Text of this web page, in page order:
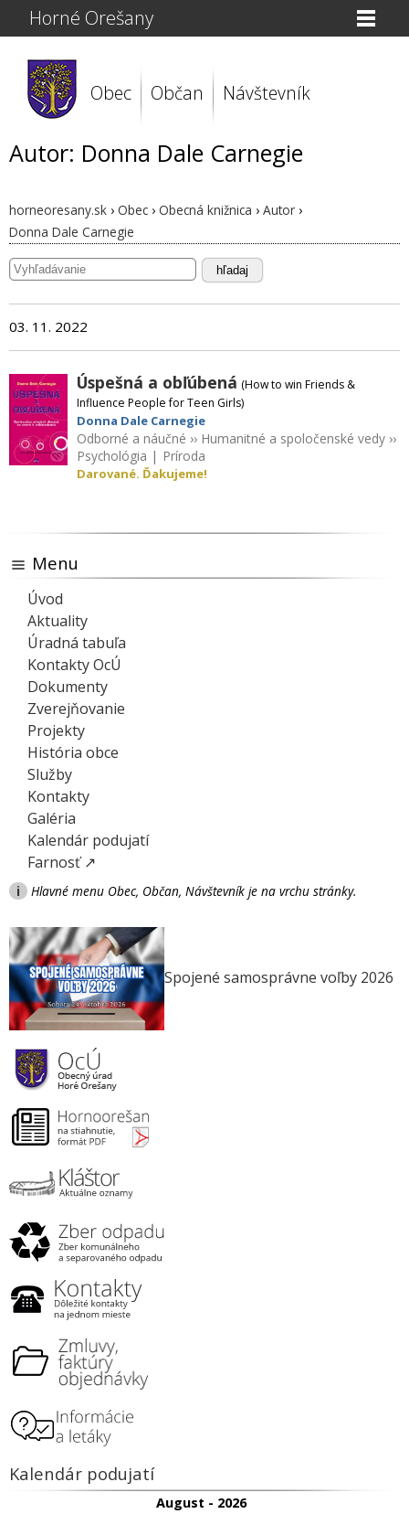
Horné Orešany
Obec Občan Návštevník
Autor: Donna Dale Carnegie
horneoresany.sk › Obec › Obecná knižnica › Autor ›
Donna Dale Carnegie
hľadaj
03. 11. 2022
Úspešná a obľúbená (How to win Friends &
Influence People for Teen Girls)
Donna Dale Carnegie
Odborné a náučné ›› Humanitné a spoločenské vedy››
Psychológia | Príroda
Darované. Ďakujeme!
Menu
Úvod
Aktuality
Úradná tabuľa
Kontakty OcÚ
Dokumenty
Zverejňovanie
Projekty
História obce
Služby
Kontakty
Galéria
Kalendár podujatí
Farnosť ↗
i Hlavné menu Obec, Občan, Návštevník je na vrchu stránky.
Spojené samosprávne voľby 2026
Kalendár podujatí
August - 2026